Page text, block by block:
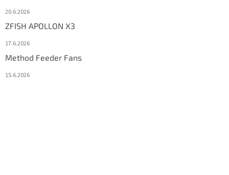
20.6.2026
ZFISH APOLLON X3
17.6.2026
Method Feeder Fans
15.6.2026